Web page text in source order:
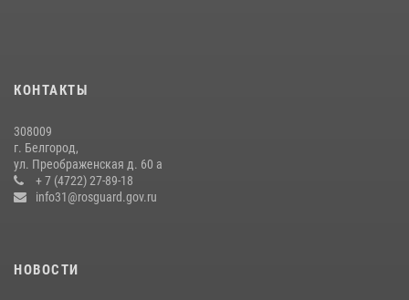
КОНТАКТЫ
308009
г. Белгород,
ул. Преображенская д. 60 а
+ 7 (4722) 27-89-18
info31@rosguard.gov.ru
НОВОСТИ